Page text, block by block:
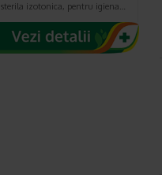
sterila izotonica, pentru igiena…